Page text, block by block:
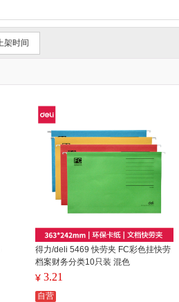
架时间
得力/deli 5469 快劳夹 FC彩色挂快劳
档案财务分类10只装 混色
¥ 3.21
自营